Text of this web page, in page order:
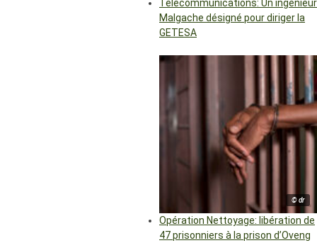
Télécommunications: Un ingénieur
Malgache désigné pour diriger la
GETESA
© dr
Opération Nettoyage: libération de
47 prisonniers à la prison d’Oveng